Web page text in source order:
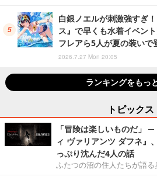
白銀ノエルが刺激強すぎ
ス』で早くも水着イベン
フレアら5人が夏の装いで
2026.7.27 Mon 20:05
ランキングをもっ
トピックス
「冒険は楽しいものだ」
ィ ヴァリアンツ ダフネ』
っぷり沈んだ4人の話
ふたつの沼の住人たちが語る